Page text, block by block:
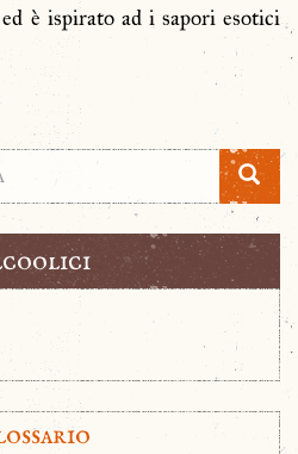
è ispirato ad i sapori esotici